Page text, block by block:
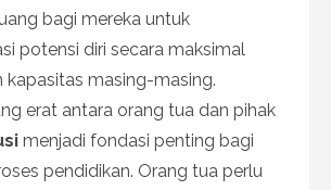
bagi mereka untuk
potensi diri secara maksimal
kapasitas masing-masing.
erat antara orang tua dan pihak
menjadi fondasi penting bagi
pendidikan. Orang tua perlu